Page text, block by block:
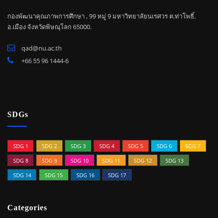
กองพัฒนาคุณภาพการศึกษา , 99 หมู่ 9 มหาวิทยาลัยนเรศวร ต.ท่าโพธิ์.
อ.เมือง จังหวัดพิษณุโลก 65000.
qad@nu.ac.th
+66 55 96 1444-6
SDGs
SDG 1 SDG 2 SDG 3 SDG 4 SDG 5 SDG 6
SDG 7
SDG 8
SDG 9 SDG 10 SDG 11 SDG 12
SDG 13
SDG 14
SDG 15 SDG 16 SDG 17
Categories